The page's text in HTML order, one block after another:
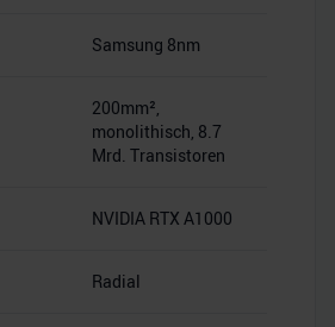
Samsung 8nm
200mm²,
monolithisch, 8.7
Mrd. Transistoren
NVIDIA RTX A1000
Radial